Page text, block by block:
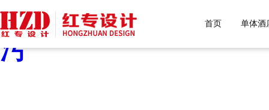
好色先生污下载,好色
污
首页 单体酒